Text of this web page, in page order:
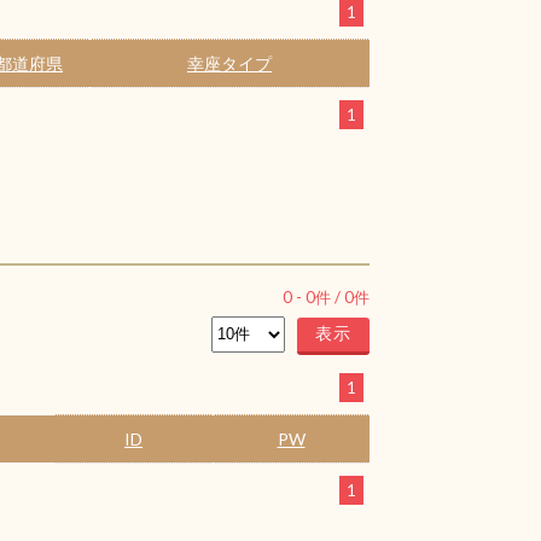
1
道府県 幸座タイプ
1
0 - 0件 /0件
1
ID PW
1